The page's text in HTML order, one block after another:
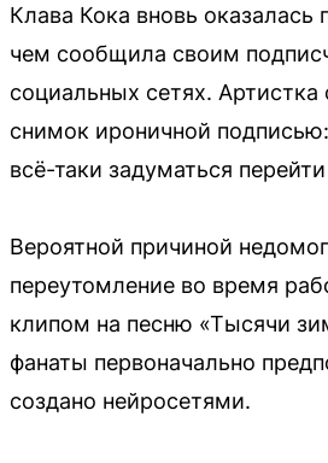
Клава Кока вновь оказалась
чем сообщила своим
социальных сетях. Артистка
снимок ироничной
всё-таки задуматься
Вероятной причиной
переутомление во время
клипом на песню «Тысячи
фанаты первоначально
создано нейросетями.